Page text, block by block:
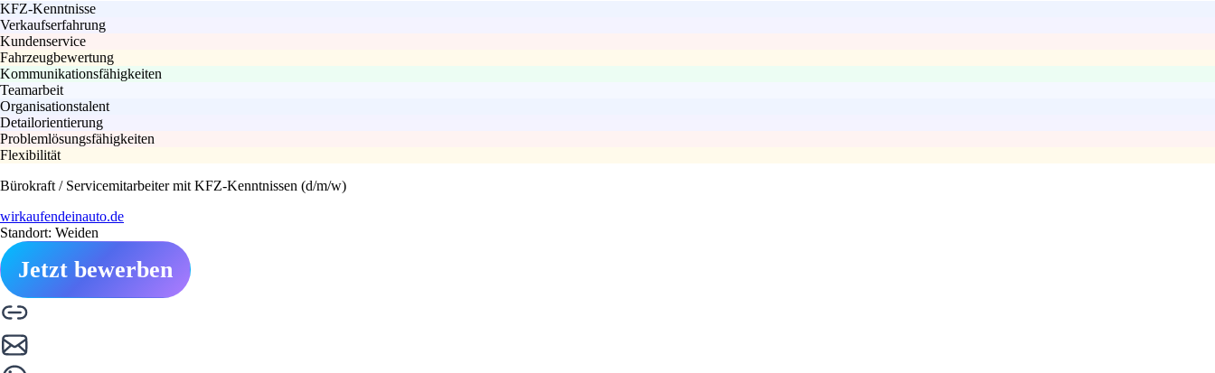
KFZ-Kenntnisse
Verkaufserfahrung
Kundenservice
Fahrzeugbewertung
Kommunikationsfähigkeiten
Teamarbeit
Organisationstalent
Detailorientierung
Problemlösungsfähigkeiten
Flexibilität
Bürokraft / Servicemitarbeiter mit KFZ-Kenntnissen (d/m/w)
wirkaufendeinauto.de
Standort: Weiden
Jetzt bewerben